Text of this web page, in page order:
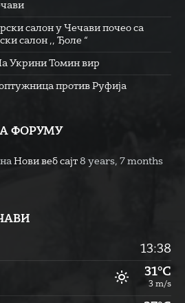
салон у Чечави почео са
салон ,, Ђоле “
Укрини Томин вир
против Руфија
ФОРУМУ
на Нови веб сајт 8 years, 7 months
13:38
31°C
3 m/s